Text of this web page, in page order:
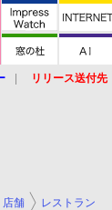
リリース送付先
店舗 レストラン